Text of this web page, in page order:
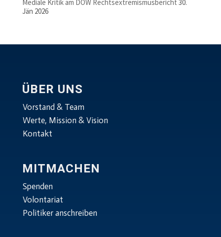
Mediale Kritik am DÖW Rechtsextremismusbericht 30.
Jän 2026
ÜBER UNS
Vorstand & Team
Werte, Mission & Vision
Kontakt
MITMACHEN
Spenden
Volontariat
Politiker anschreiben